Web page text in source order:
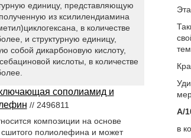
А/
в
единицу, представляющую
из ксилилендиамина
в количестве
и структурную единицу,
собой дикарбоновую кислоту,
кислоты, в количестве
сополиамид и
// 2496811
композиции на основе
полиолефина и может